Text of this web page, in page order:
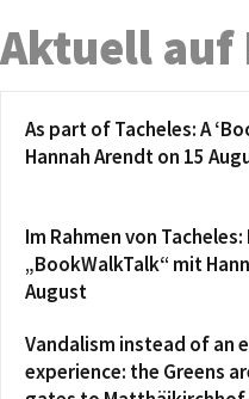
Aktuell auf
As part of Tacheles: A
Hannah Arendt on 15
Im Rahmen von Tacheles:
„BookWalkTalk“ mit
August
Vandalism instead of an
experience: the Greens